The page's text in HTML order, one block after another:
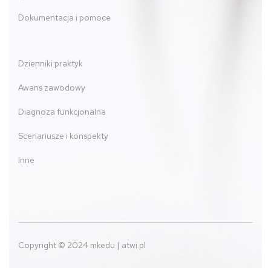
Dokumentacja i pomoce
Dzienniki praktyk
Awans zawodowy
Diagnoza funkcjonalna
Scenariusze i konspekty
Inne
Copyright © 2024 mkedu | atwi.pl